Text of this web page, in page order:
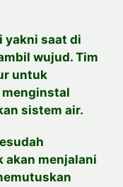
yakni saat di
wujud. Tim
untuk
sistem air.
akan menjalani